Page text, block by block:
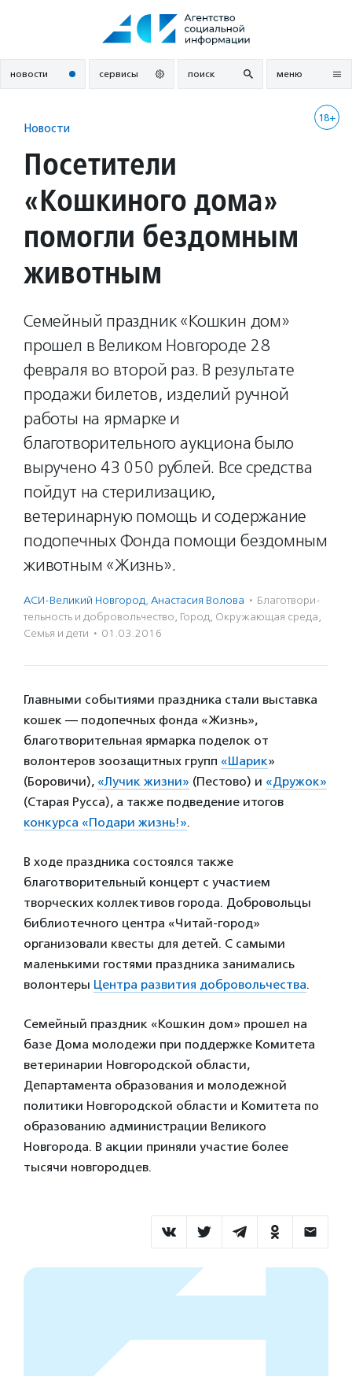
новости сервисы поиск меню
18+
Новости
Посетители
«Кошкиного дома»
помогли бездомным
животным
Семейный праздник «Кошкин дом»
прошел в Великом Новгороде 28
февраля во второй раз. В результате
продажи билетов, изделий ручной
работы на ярмарке и
благотворительного аукциона было
выручено 43 050 рублей. Все средства
пойдут на стерилизацию,
ветеринарную помощь и содержание
подопечных Фонда помощи бездомным
животным «Жизнь».
АСИ-Великий Новгород, Анастасия Волова · Благотвори­
тель­ность и доброволь­чест­во, Город, Окружающая среда,
Семья и дети · 01.03.2016
Главными событиями праздника стали выставка
кошек — подопечных фонда «Жизнь»,
благотворительная ярмарка поделок от
волонтеров зоозащитных групп «Шарик»
(Боровичи), «Лучик жизни» (Пестово) и «Дружок»
(Старая Русса), а также подведение итогов
конкурса «Подари жизнь!».
В ходе праздника состоялся также
благотворительный концерт с участием
творческих коллективов города. Добровольцы
библиотечного центра «Читай-город»
организовали квесты для детей. С самыми
маленькими гостями праздника занимались
волонтеры Центра развития добровольчества.
Семейный праздник «Кошкин дом» прошел на
базе Дома молодежи при поддержке Комитета
ветеринарии Новгородской области,
Департамента образования и молодежной
политики Новгородской области и Комитета по
образованию администрации Великого
Новгорода. В акции приняли участие более
тысячи новгородцев.